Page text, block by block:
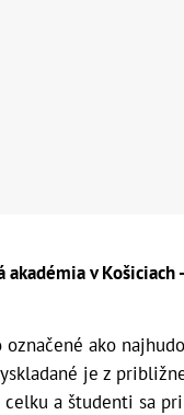
akadémia v Košiciach
označené ako
je z
celku a študenti sa